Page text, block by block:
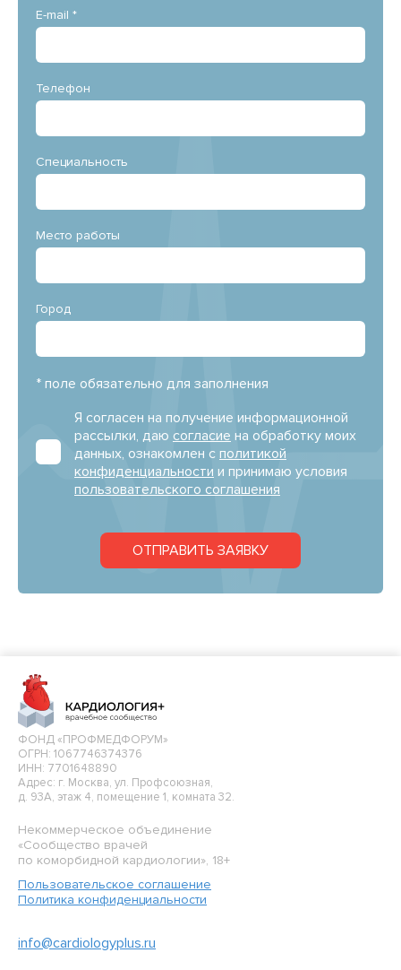
E-mail *
Телефон
Специальность
Место работы
Город
* поле обязательно для заполнения
Я согласен на получение информационной
рассылки, даю согласие на обработку моих
данных, ознакомлен с политикой
конфиденциальности и принимаю условия
пользовательского соглашения
ОТПРАВИТЬ ЗАЯВКУ
ФОНД «ПРОФМЕДФОРУМ»
ОГРН: 1067746374376
ИНН: 7701648890
Адрес: г. Москва, ул. Профсоюзная,
д. 93А, этаж 4, помещение 1, комната 32.
Некоммерческое объединение
«Сообщество врачей
по коморбидной кардиологии», 18+
Пользовательское соглашение
Политика конфиденциальности
info@cardiologyplus.ru